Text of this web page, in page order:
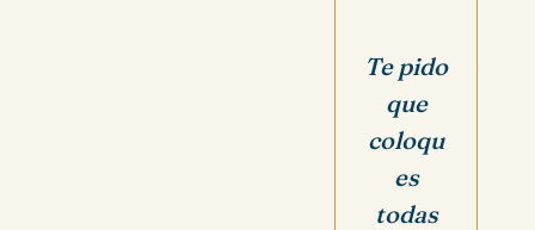
Te pido
que
coloqu
es
todas